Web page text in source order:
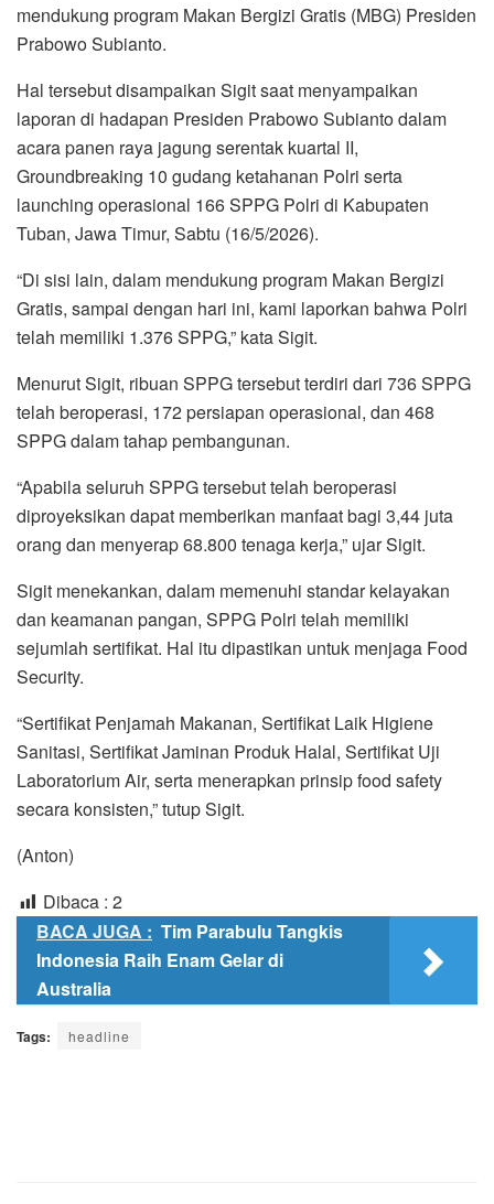
mendukung program Makan Bergizi Gratis (MBG) Presiden
Prabowo Subianto.
Hal tersebut disampaikan Sigit saat menyampaikan
laporan di hadapan Presiden Prabowo Subianto dalam
acara panen raya jagung serentak kuartal II,
Groundbreaking 10 gudang ketahanan Polri serta
launching operasional 166 SPPG Polri di Kabupaten
Tuban, Jawa Timur, Sabtu (16/5/2026).
“Di sisi lain, dalam mendukung program Makan Bergizi
Gratis, sampai dengan hari ini, kami laporkan bahwa Polri
telah memiliki 1.376 SPPG,” kata Sigit.
Menurut Sigit, ribuan SPPG tersebut terdiri dari 736 SPPG
telah beroperasi, 172 persiapan operasional, dan 468
SPPG dalam tahap pembangunan.
“Apabila seluruh SPPG tersebut telah beroperasi
diproyeksikan dapat memberikan manfaat bagi 3,44 juta
orang dan menyerap 68.800 tenaga kerja,” ujar Sigit.
Sigit menekankan, dalam memenuhi standar kelayakan
dan keamanan pangan, SPPG Polri telah memiliki
sejumlah sertifikat. Hal itu dipastikan untuk menjaga Food
Security.
“Sertifikat Penjamah Makanan, Sertifikat Laik Higiene
Sanitasi, Sertifikat Jaminan Produk Halal, Sertifikat Uji
Laboratorium Air, serta menerapkan prinsip food safety
secara konsisten,” tutup Sigit.
(Anton)
Dibaca : 2
BACA JUGA : Tim Parabulu Tangkis
Indonesia Raih Enam Gelar di
Australia
Tags: headline